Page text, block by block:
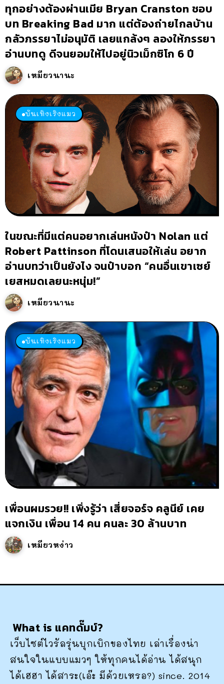
ทุกอย่างต้องผ่านเมีย Bryan Cranston ชอบ
บท Breaking Bad มาก แต่ต้องถ่ายไกลบ้าน
กลัวภรรยาไม่อนุมัติ เลยแกล้งๆ ลองให้ภรรยา
อ่านบทดู ดีจนยอมให้ไปอยู่นิวเม็กซิโก 6 ปี
เหมียวนานะ
บันเทิงเริงแมว
ในขณะที่มีแต่คนอยากเล่นหนังป๋า Nolan แต่
Robert Pattinson ที่โดนเสนอให้เล่น อยาก
อ่านบทว่าเป็นยังไง จนป๋าบอก “คนอื่นเขาเซย์
เยสหมดเลยนะหนุ่ม!”
เหมียวนานะ
บันเทิงเริงแมว
เพื่อนผมรวย!! เพิ่งรู้ว่า เสี่ยจอร์จ คลูนีย์ เคย
แจกเงิน เพื่อน 14 คน คนละ 30 ล้านบาท
เหมียวหง่าว
What is แคทดั๊มบ์?
เว็บไซต์ไวรัลรุ่นบุกเบิกของไทย เล่าเรื่องน่า
สนใจในแบบแมวๆ ให้ทุกคนได้อ่าน ได้สนุก
ได้เฮฮา ได้สาระ(เอ๊ะ มีด้วยเหรอ?) since. 2014